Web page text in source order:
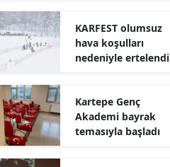
İzmir
Kars
Kayseri
KARFEST olumsuz
hava koşulları
nedeniyle ertelendi
Kartepe Genç
Akademi bayrak
temasıyla başladı